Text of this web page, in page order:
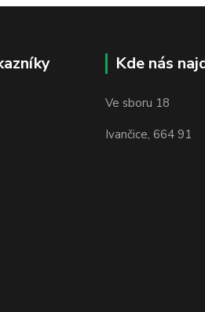
Kde nás
Ve sboru 18
Ivančice, 664 91